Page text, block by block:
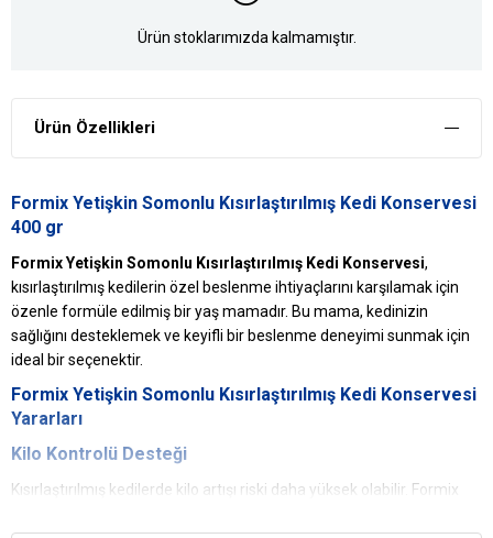
Ürün stoklarımızda kalmamıştır.
Ürün Özellikleri
Formix Yetişkin Somonlu Kısırlaştırılmış Kedi Konservesi
400 gr
Formix Yetişkin Somonlu Kısırlaştırılmış Kedi Konservesi,
kısırlaştırılmış kedilerin özel beslenme ihtiyaçlarını karşılamak için
özenle formüle edilmiş bir yaş mamadır. Bu mama, kedinizin
sağlığını desteklemek ve keyifli bir beslenme deneyimi sunmak için
ideal bir seçenektir.
Formix Yetişkin Somonlu Kısırlaştırılmış Kedi Konservesi
Yararları
Kilo Kontrolü Desteği
Kısırlaştırılmış kedilerde kilo artışı riski daha yüksek olabilir. Formix